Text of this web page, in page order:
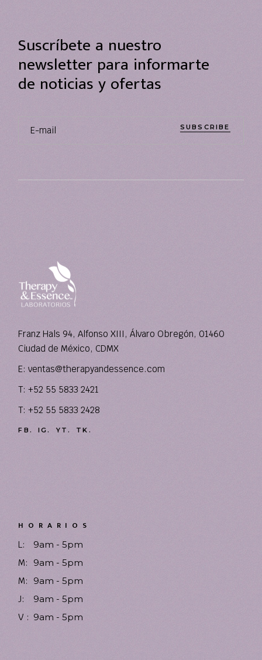
Suscríbete a nuestro
newsletter para informarte
de noticias y ofertas
SUBSCRIBE
Franz Hals 94, Alfonso XIII, Álvaro Obregón, 01460
Ciudad de México, CDMX
E:ventas@therapyandessence.com
T: +52 55 5833 2421
T: +52 55 5833 2428
FB. IG. YT. TK.
HORARIOS
L:
9am - 5pm
M:
9am - 5pm
M: 9am - 5pm
J:
9am - 5pm
V : 9am - 5pm